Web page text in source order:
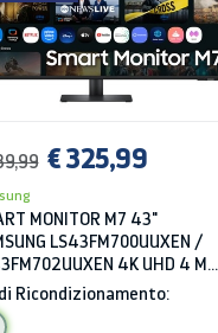
€ 325,99
MONITOR M7 43"
LS43FM700UUXEN /
4K UHD 4 MS
HDMI HUB USB BLUETOOTH
Ricondizionamento: